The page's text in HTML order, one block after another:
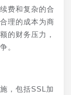
费和复杂的合
理的成本为商
的财务压力，
。
，包括SSL加